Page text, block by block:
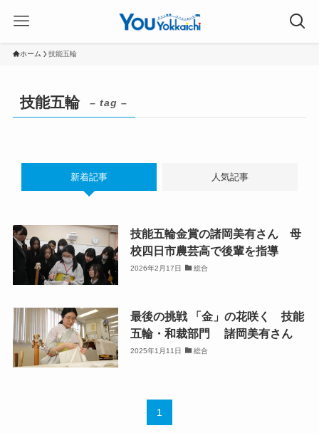
ホーム 技能五輪
技能五輪 – tag –
新着記事 人気記事
技能五輪金賞の諸岡美有さん 母
校四日市農芸高で後輩を指導
2026年2月17日 総合
最後の挑戦 「金」の花咲く 技能
五輪・和裁部門 諸岡美有さん
2025年1月11日 総合
1